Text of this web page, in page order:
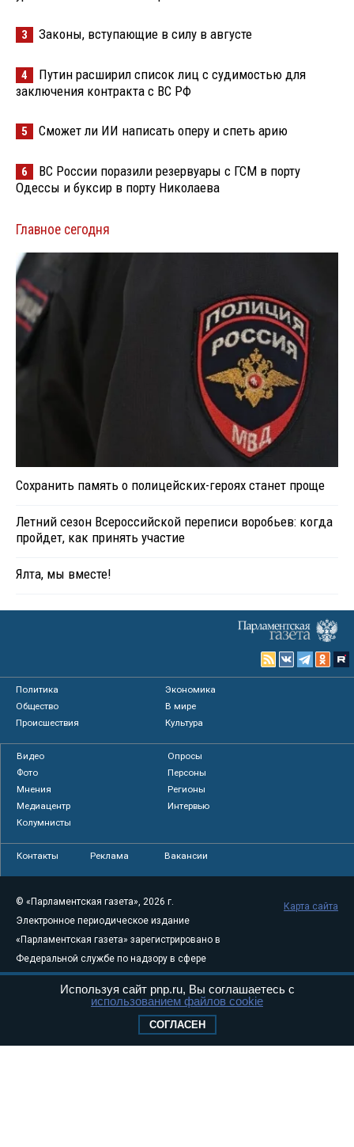
3 Законы, вступающие в силу в августе
4
Путин расширил список лиц с судимостью для
заключения контракта с ВС РФ
5 Сможет ли ИИ написать оперу и спеть арию
6
ВС России поразили резервуары с ГСМ в порту
Одессы и буксир в порту Николаева
Главное сегодня
Сохранить память о полицейских-героях станет проще
Летний сезон Всероссийской переписи воробьев: когда
пройдет, как принять участие
Ялта, мы вместе!
Политика
Экономика
Общество
В мире
Происшествия
Культура
Видео
Опросы
Фото
Персоны
Мнения
Регионы
Медиацентр
Интервью
Колумнисты
Контакты Реклама Вакансии
© «Парламентская газета», 2026 г.
Электронное периодическое издание
«Парламентская газета» зарегистрировано в
Федеральной службе по надзору в сфере
связи, информационных технологий и
массовых коммуникаций (Роскомнадзор) 05
Свидетельство о регистрации Эл № ФС77-
Карта сайта
Используя сайт pnp.ru, Вы соглашаетесь с
использованием файлов cookie
СОГЛАСЕН